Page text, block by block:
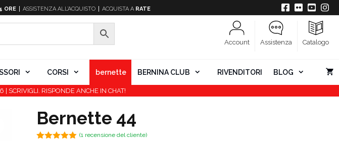
ORE ASSISTENZA ALL’ACQUISTO ACQUISTA A RATE
Account Assistenza Catalogo
CORSI bernette BERNINA CLUB RIVENDITORI BLOG
SCRIVIGLI. RISPONDE ANCHE IN CHAT!
Bernette 44
(1recensione del cliente)